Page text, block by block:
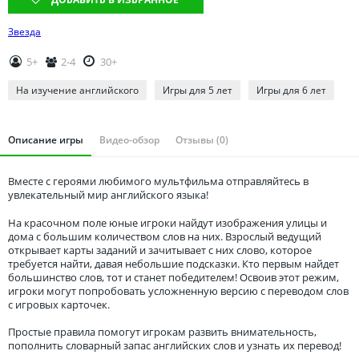
Томская область
Тюменская область
Звезда
5+ 2-4 30+
На изучение английского Игры для 5 лет Игры для 6 лет
Описание игры Видео-обзор Отзывы (0)
Вместе с героями любимого мультфильма отправляйтесь в
увлекательный мир английского языка!
На красочном поле юные игроки найдут изображения улицы и
дома с большим количеством слов на них. Взрослый ведущий
открывает карты заданий и зачитывает с них слово, которое
требуется найти, давая небольшие подсказки. Кто первым найдет
большинство слов, тот и станет победителем! Освоив этот режим,
игроки могут попробовать усложненную версию с переводом слов
с игровых карточек.
Простые правила помогут игрокам развить внимательность,
пополнить словарный запас английских слов и узнать их перевод!